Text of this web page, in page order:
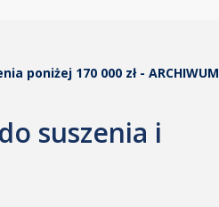
poniżej 170 000 zł - ARCHIWUM
suszenia i